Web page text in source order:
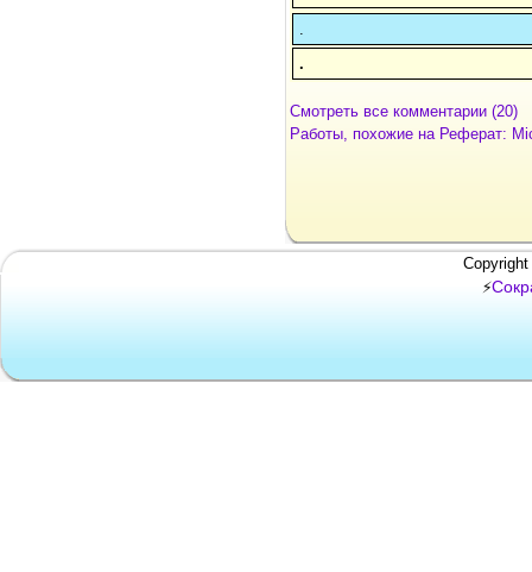
.
Смотреть все комментарии (20)
Работы, похожие на Реферат:
⚡